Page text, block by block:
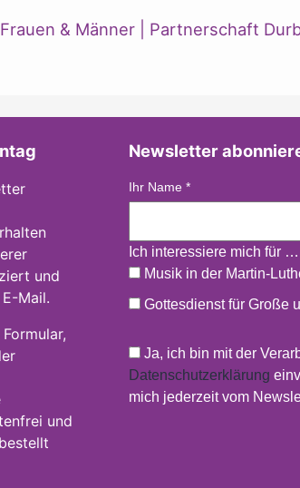
Frauen & Männer Partnerschaft
und
Mail.
und
Newsletter
Ihr Name*
Ich interessiere mich für …
Musik in der Martin-
Gottesdienst für Große
Ja, ich bin mit der
Datenschutzerklärung
mich jederzeit vom